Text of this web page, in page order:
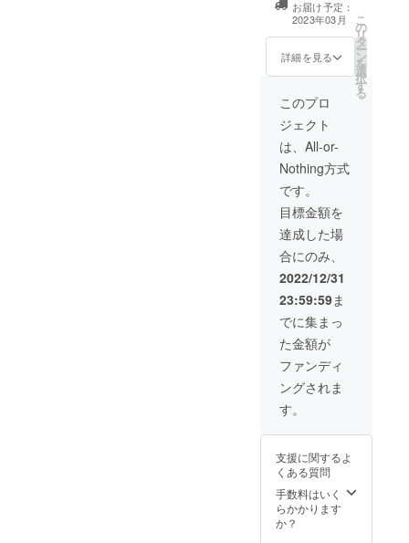
x 70mm ・直筆
お手紙（共通）
エーションボイ
ス3dio使用 20
・個別シチュ
エーションボイ
ス20分程度（エ
ロ×、お名前呼び
〇、心音〇、耳
掃除〇）（備考
欄にお名前とお
題を記載してく
ださい） ・1時
間個別通話券
（備考欄に記載
してください、
共通） ・ご支援
お礼ボイス≪感
通） ・シチュ
エーションボイ
ス3dio使用（心
音、耳掃除）
（共通） ・ボグ
ドー描きおろし
SDアクリルキー
ホルダー70mm
x 70mm ・直筆
お手紙（共通）
・添い寝シチュ
エーションボイ
ス3dio使用 20
・個別シチュ
エーションボイ
ス20分程度（エ
ロ×、お名前呼び
〇、心音〇、耳
掃除〇）（備考
欄にお名前とお
題を記載してく
ださい） ・1時
間個別通話券×2
・キャライラス
ト絵師様描きお
ろし抱き枕カ
バー ※抱き枕本
体は付属いたし
ません。別途お
お届け予定：
2023年03月
詳細を見る
こ
の
リ
タ
ー
ン
を
選
択
す
る
このプロ
ジェクト
は、All-or-
Nothing方式
です。
目標金額を
達成した場
合にのみ、
2022/12/31
23:59:59ま
でに集まっ
た金額が
ファンディ
ングされま
す。
支援に関するよ
くある質問
手数料はいく
らかかります
か？